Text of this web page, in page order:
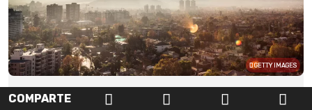
GETTY IMAGES
COMPARTE